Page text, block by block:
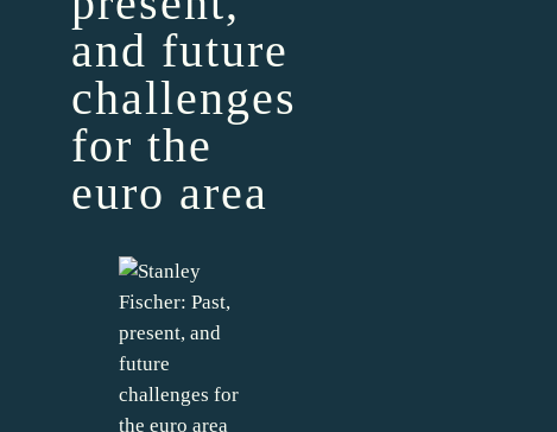
and future
challenges
for the
euro area